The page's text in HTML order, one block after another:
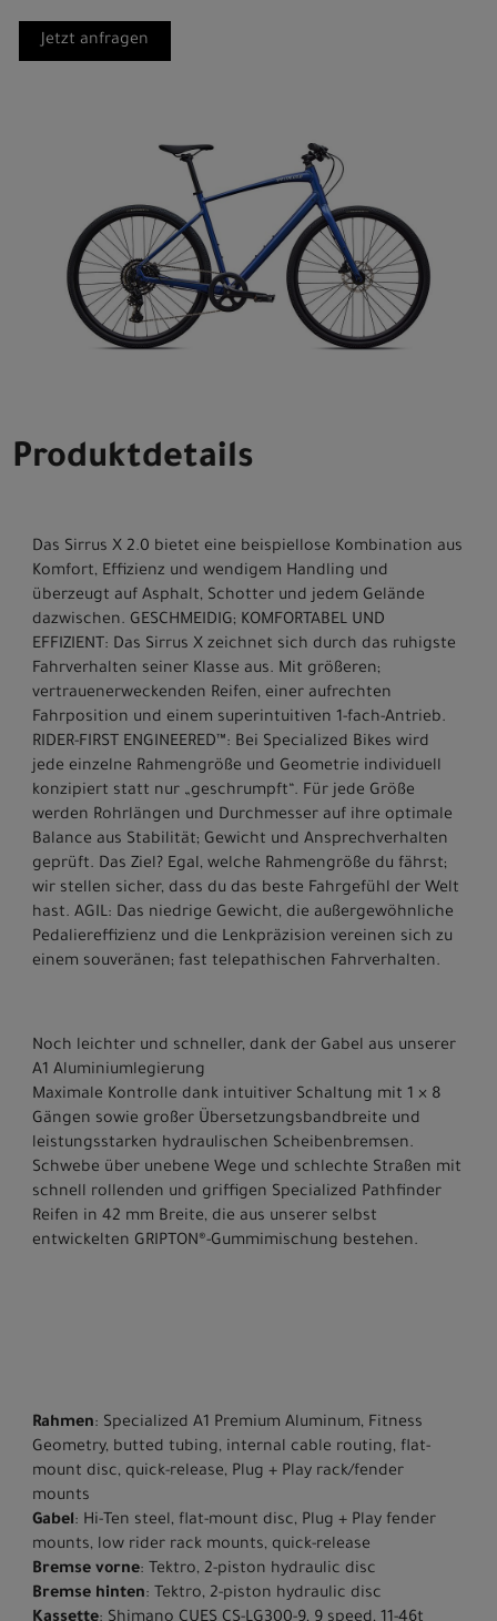
Jetzt anfragen
Produktdetails
Das Sirrus X 2.0 bietet eine beispiellose Kombination aus
Komfort, Effizienz und wendigem Handling und
überzeugt auf Asphalt, Schotter und jedem Gelände
dazwischen. GESCHMEIDIG; KOMFORTABEL UND
EFFIZIENT: Das Sirrus X zeichnet sich durch das ruhigste
Fahrverhalten seiner Klasse aus. Mit größeren;
vertrauenerweckenden Reifen, einer aufrechten
Fahrposition und einem superintuitiven 1-fach-Antrieb.
RIDER-FIRST ENGINEERED™: Bei Specialized Bikes wird
jede einzelne Rahmengröße und Geometrie individuell
konzipiert statt nur „geschrumpft“. Für jede Größe
werden Rohrlängen und Durchmesser auf ihre optimale
Balance aus Stabilität; Gewicht und Ansprechverhalten
geprüft. Das Ziel? Egal, welche Rahmengröße du fährst;
wir stellen sicher, dass du das beste Fahrgefühl der Welt
hast. AGIL: Das niedrige Gewicht, die außergewöhnliche
Pedaliereffizienz und die Lenkpräzision vereinen sich zu
einem souveränen; fast telepathischen Fahrverhalten.
Noch leichter und schneller, dank der Gabel aus unserer
A1 Aluminiumlegierung
Maximale Kontrolle dank intuitiver Schaltung mit 1 × 8
Gängen sowie großer Übersetzungsbandbreite und
leistungsstarken hydraulischen Scheibenbremsen.
Schwebe über unebene Wege und schlechte Straßen mit
schnell rollenden und griffigen Specialized Pathfinder
Reifen in 42 mm Breite, die aus unserer selbst
entwickelten GRIPTON®-Gummimischung bestehen.
Rahmen: Specialized A1 Premium Aluminum, Fitness
Geometry, butted tubing, internal cable routing, flat-
mount disc, quick-release, Plug + Play rack/fender
mounts
Gabel: Hi-Ten steel, flat-mount disc, Plug + Play fender
mounts, low rider rack mounts, quick-release
Bremse vorne: Tektro, 2-piston hydraulic disc
Bremse hinten: Tektro, 2-piston hydraulic disc